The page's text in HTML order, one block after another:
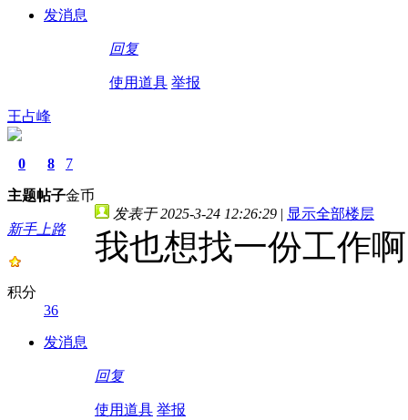
发消息
回复
使用道具 举报
王占峰
0
主题
8
帖子
7
金币
新手上路
积分
36
发消息
发表于 2025-3-24 12:26:29 | 显示全部楼层
我也想找一份工作啊
回复
使用道具 举报